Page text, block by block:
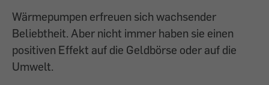
Wärmepumpen erfreuen sich wachsender
Beliebtheit. Aber nicht immer haben sie einen
positiven Effekt auf die Geldbörse oder auf die
Umwelt.